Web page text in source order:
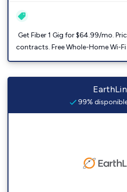
Get Fiber 1 Gig for $64.99/mo.
contracts. Free Whole-Home Wi-
99%